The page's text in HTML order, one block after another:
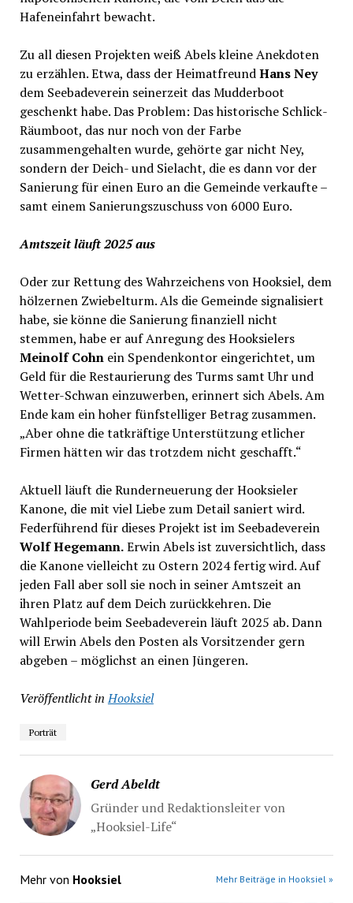
Hafeneinfahrt bewacht.
Zu all diesen Projekten weiß Abels kleine Anekdoten
zu erzählen. Etwa, dass der HeimatfreundHans Ney
dem Seebadeverein seinerzeit das Mudderboot
geschenkt habe. Das Problem: Das historische Schlick-
Räumboot, das nur noch von der Farbe
zusammengehalten wurde, gehörte gar nicht Ney,
sondern der Deich- und Sielacht, die es dann vor der
Sanierung für einen Euro an die Gemeinde verkaufte –
samt einem Sanierungszuschuss von 6000 Euro.
Amtszeit läuft 2025 aus
Oder zur Rettung des Wahrzeichens von Hooksiel, dem
hölzernen Zwiebelturm. Als die Gemeinde signalisiert
habe, sie könne die Sanierung finanziell nicht
stemmen, habe er auf Anregung des Hooksielers
Meinolf Cohnein Spendenkontor eingerichtet, um
Geld für die Restaurierung des Turms samt Uhr und
Wetter-Schwan einzuwerben, erinnert sich Abels. Am
Ende kam ein hoher fünfstelliger Betrag zusammen.
„Aber ohne die tatkräftige Unterstützung etlicher
Firmen hätten wir das trotzdem nicht geschafft.“
Aktuell läuft die Runderneuerung der Hooksieler
Kanone, die mit viel Liebe zum Detail saniert wird.
Federführend für dieses Projekt ist im Seebadeverein
Wolf Hegemann.Erwin Abels ist zuversichtlich, dass
die Kanone vielleicht zu Ostern 2024 fertig wird. Auf
jeden Fall aber soll sie noch in seiner Amtszeit an
ihren Platz auf dem Deich zurückkehren. Die
Wahlperiode beim Seebadeverein läuft 2025 ab. Dann
will Erwin Abels den Posten als Vorsitzender gern
abgeben – möglichst an einen Jüngeren.
Veröffentlicht in Hooksiel
Porträt
Gerd Abeldt
Gründer und Redaktionsleiter von
„Hooksiel-Life“
Mehr von Hooksiel Mehr Beiträge in Hooksiel »